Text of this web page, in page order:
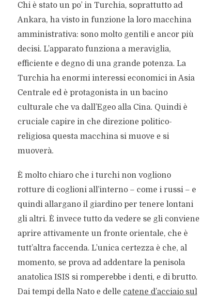
Chi è stato un po’ in Turchia, soprattutto ad
Ankara, ha visto in funzione la loro macchina
amministrativa: sono molto gentili e ancor più
decisi. L’apparato funziona a meraviglia,
efficiente e degno di una grande potenza. La
Turchia ha enormi interessi economici in Asia
Centrale ed è protagonista in un bacino
culturale che va dall’Egeo alla Cina. Quindi è
cruciale capire in che direzione politico-
religiosa questa macchina si muove e si
muoverà.
È molto chiaro che i turchi non vogliono
rotture di coglioni all’interno – come i russi – e
quindi allargano il giardino per tenere lontani
gli altri. È invece tutto da vedere se gli conviene
aprire attivamente un fronte orientale, che è
tutt’altra faccenda. L’unica certezza è che, al
momento, se prova ad addentare la penisola
anatolica ISIS si romperebbe i denti, e di brutto.
Dai tempi della Nato e delle catene d’acciaio sul